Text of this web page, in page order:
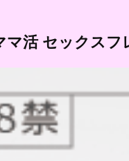
マ活 セックスフ